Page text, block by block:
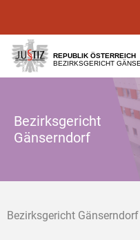
[1]
[2]
[3]
REPUBLIK ÖSTERREICH
BEZIRKSGERICHT
Bezirksgericht
Gänserndorf
Bezirksgericht Gänserndorf